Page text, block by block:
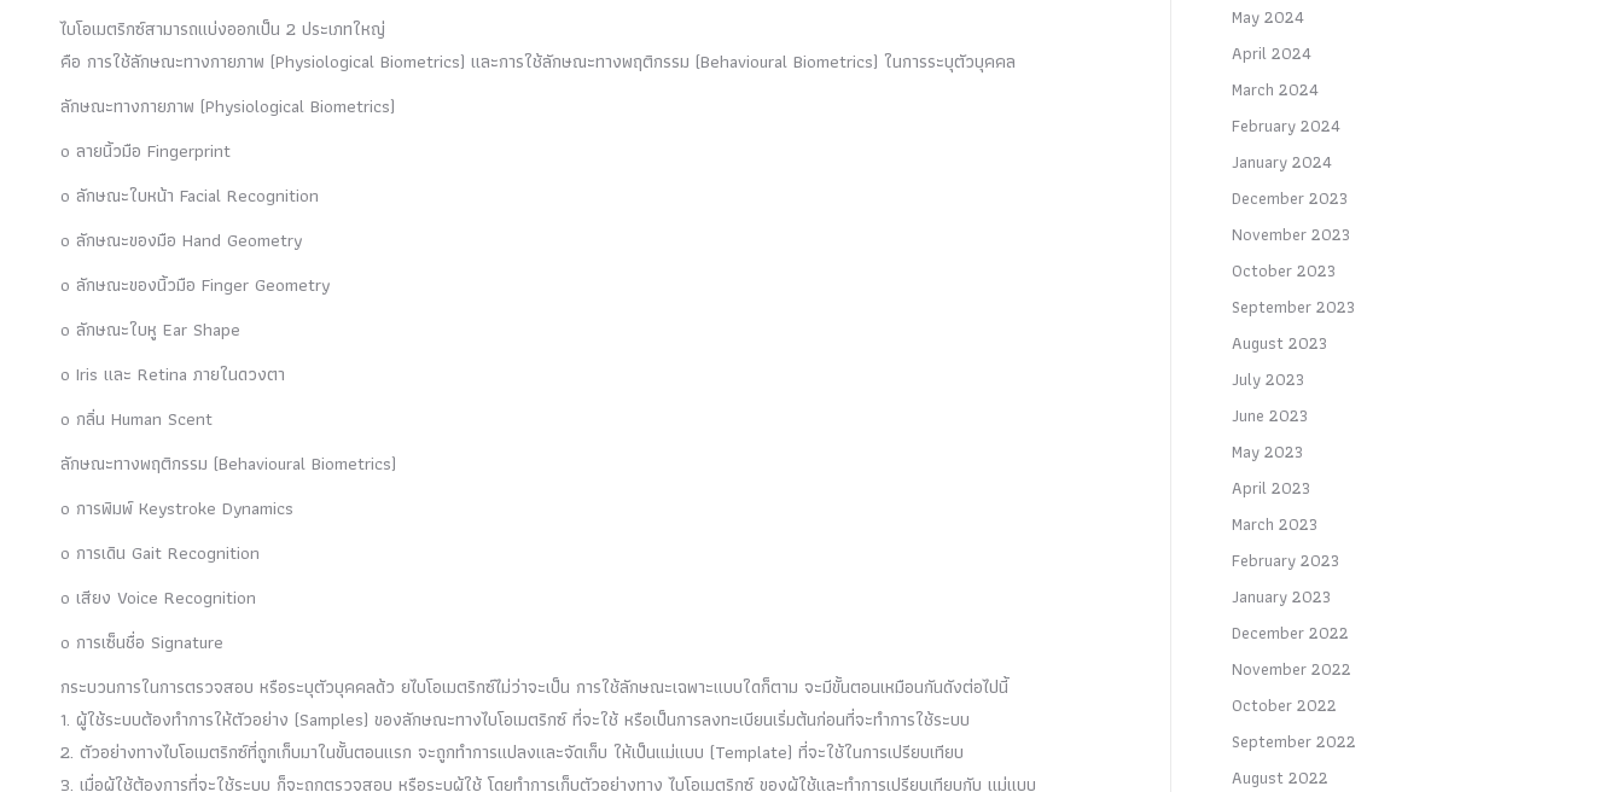
ไบโอเมตริกซ์สามารถแบ่งออกเป็น 2 ประเภทใหญ่
คือ การใช้ลักษณะทางกายภาพ (Physiological Biometrics) และการใช้ลักษณะทางพฤติกรรม (Behavioural Biometrics) ในการระบุตัวบุคคล
ลักษณะทางกายภาพ (Physiological Biometrics)
o ลายนิ้วมือ Fingerprint
o ลักษณะใบหน้า Facial Recognition
o ลักษณะของมือ Hand Geometry
o ลักษณะของนิ้วมือ Finger Geometry
o ลักษณะใบหู Ear Shape
o Iris และ Retina ภายในดวงตา
o กลิ่น Human Scent
ลักษณะทางพฤติกรรม (Behavioural Biometrics)
o การพิมพ์ Keystroke Dynamics
o การเดิน Gait Recognition
o เสียง Voice Recognition
o การเซ็นชื่อ Signature
กระบวนการในการตรวจสอบ หรือระบุตัวบุคคลด้ว ยไบโอเมตริกซ์ไม่ว่าจะเป็น การใช้ลักษณะเฉพาะแบบใดก็ตาม จะมีขั้นตอนเหมือนกันดังต่อไปนี้
1. ผู้ใช้ระบบต้องทำการให้ตัวอย่าง (Samples) ของลักษณะทางไบโอเมตริกซ์ ที่จะใช้ หรือเป็นการลงทะเบียนเริ่มต้นก่อนที่จะทำการใช้ระบบ
2. ตัวอย่างทางไบโอเมตริกซ์ที่ถูกเก็บมาในขั้นตอนแรก จะถูกทำการแปลงและจัดเก็บ ให้เป็นแม่แบบ (Template) ที่จะใช้ในการเปรียบเทียบ
3. เมื่อผู้ใช้ต้องการที่จะใช้ระบบ ก็จะถูกตรวจสอบ หรือระบุผู้ใช้ โดยทำการเก็บตัวอย่างทาง ไบโอเมตริกซ์ ของผู้ใช้และทำการเปรียบเทียบกับ แม่แบบ
May 2024
April 2024
March 2024
February 2024
January 2024
December 2023
November 2023
October 2023
September 2023
August 2023
July 2023
June 2023
May 2023
April 2023
March 2023
February 2023
January 2023
December 2022
November 2022
October 2022
September 2022
August 2022